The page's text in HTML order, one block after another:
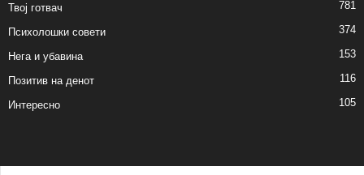
Твој готвач 781
Психолошки совети 374
Нега и убавина 153
Позитив на денот 116
Интересно 105